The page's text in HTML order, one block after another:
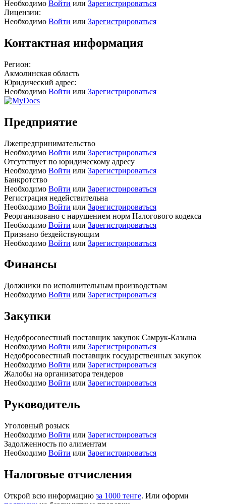
Необходимо Войти или Зарегистрироваться
Лицензии:
Необходимо Войти или Зарегистрироваться
Контактная информация
Регион:
Акмолинская область
Юридический адрес:
Необходимо Войти или Зарегистрироваться
Предприятие
Лжепредпринимательство
Необходимо Войти или Зарегистрироваться
Отсутствует по юридическому адресу
Необходимо Войти или Зарегистрироваться
Банкротство
Необходимо Войти или Зарегистрироваться
Регистрация недействительна
Необходимо Войти или Зарегистрироваться
Реорганизовано с нарушением норм Налогового кодекса
Необходимо Войти или Зарегистрироваться
Признано бездействующим
Необходимо Войти или Зарегистрироваться
Финансы
Должники по исполнительным производствам
Необходимо Войти или Зарегистрироваться
Закупки
Недобросовестный поставщик закупок Самрук-Казына
Необходимо Войти или Зарегистрироваться
Недобросовестный поставщик государственных закупок
Необходимо Войти или Зарегистрироваться
Жалобы на организатора тендеров
Необходимо Войти или Зарегистрироваться
Руководитель
Уголовный розыск
Необходимо Войти или Зарегистрироваться
Задолженность по алиментам
Необходимо Войти или Зарегистрироваться
Налоговые отчисления
Открой всю информацию за 1000 тенге. Или оформи